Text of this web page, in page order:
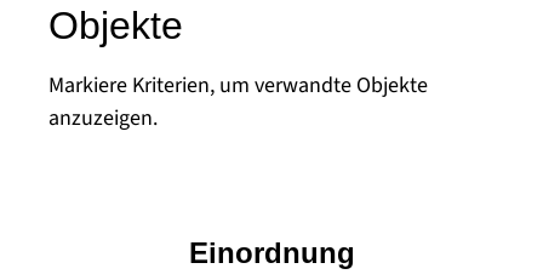
Objekte
Markiere Kriterien, um verwandte Objekte
anzuzeigen.
Einordnung